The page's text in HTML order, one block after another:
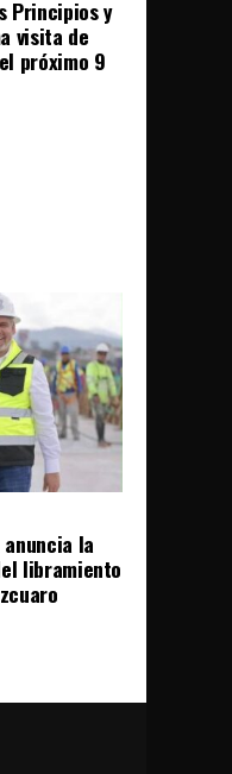
Principios y
visita de
próximo 9
la
libramiento